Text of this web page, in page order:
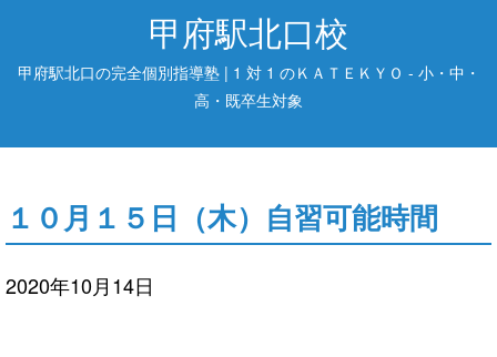
甲府駅北口校
甲府駅北口の完全個別指導塾 | 1 対 1 のＫＡＴＥＫＹＯ - 小・中・
高・既卒生対象
１０月１５日（木）自習可能時間
2020年10月14日